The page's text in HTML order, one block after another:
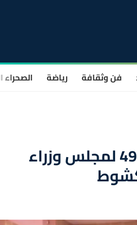
فن وثقافة رياضة الصحراء
السيد بوريطة يشارك في أعمال الدورة 49 لمجلس وزراء